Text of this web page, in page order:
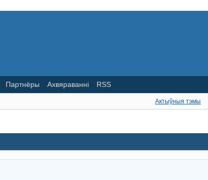
Партнёры Ахвяраванні RSS
Актыўныя тэмы